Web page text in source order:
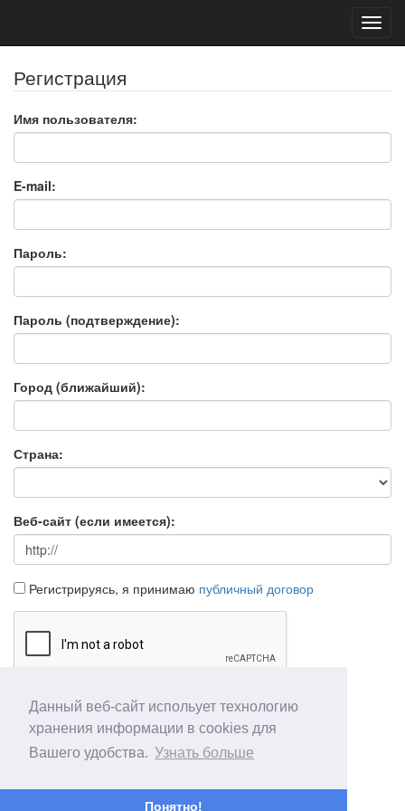
Данный веб-сайт испольует технологию
хранения информации в cookies для
Вашего удобства. Узнать больше
Понятно!
Регистрация
Имя пользователя:
E-mail:
Пароль:
Пароль (подтверждение):
Город (ближайший):
Страна:
Веб-сайт (если имеется):
Регистрируясь, я принимаю публичный договор
Продолжить Отмена